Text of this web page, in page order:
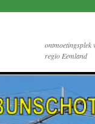
ontmoetingsplek
regio Eemland